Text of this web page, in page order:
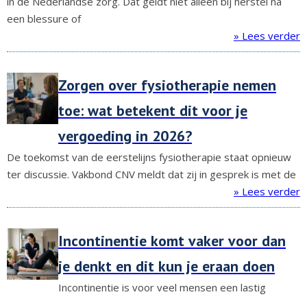
een blessure of
» Lees verder
Zorgen over fysiotherapie nemen
toe: wat betekent dit voor je
vergoeding in 2026?
De toekomst van de eerstelijns fysiotherapie staat opnieuw
ter discussie. Vakbond CNV meldt dat zij in gesprek is met de
» Lees verder
Incontinentie komt vaker voor dan
je denkt en dit kun je eraan doen
Incontinentie is voor veel mensen een lastig